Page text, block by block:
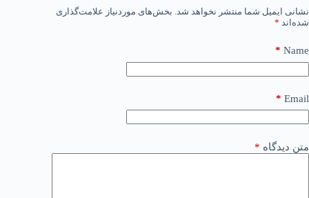
نشانی ایمیل شما منتشر نخواهد شد. بخش‌های موردنیاز علامت‌گذاری
شده‌اند *
Name
*
Email
*
متن دیدگاه *